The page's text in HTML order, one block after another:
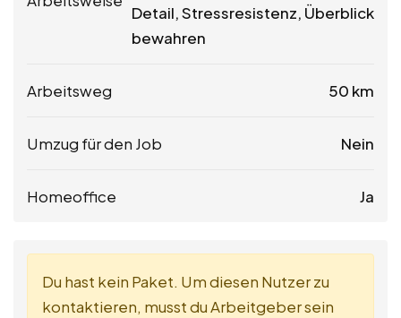
Detail, Stressresistenz, Überblick
bewahren
Arbeitsweg 50 km
Umzug für den Job Nein
Homeoffice Ja
Du hast kein Paket. Um diesen Nutzer zu
kontaktieren, musst du Arbeitgeber sein